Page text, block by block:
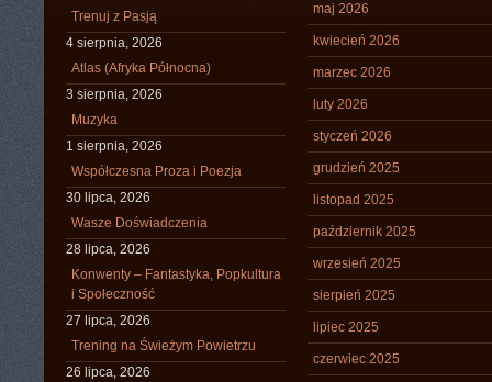
Trenuj z Pasją
4 sierpnia, 2026
Atlas (Afryka Północna)
3 sierpnia, 2026
Muzyka
1 sierpnia, 2026
Współczesna Proza i Poezja
30 lipca, 2026
Wasze Doświadczenia
28 lipca, 2026
Konwenty – Fantastyka, Popkultura
i Społeczność
27 lipca, 2026
Trening na Świeżym Powietrzu
26 lipca, 2026
maj 2026
kwiecień 2026
marzec 2026
luty 2026
styczeń 2026
grudzień 2025
listopad 2025
październik 2025
wrzesień 2025
sierpień 2025
lipiec 2025
czerwiec 2025